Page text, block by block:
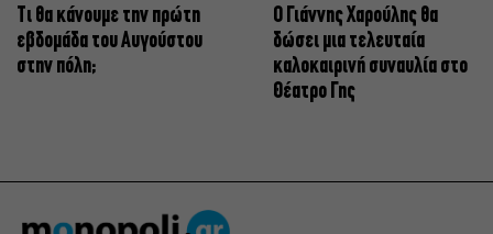
Τι θα κάνουμε την πρώτη
εβδομάδα του Αυγούστου
στην πόλη;
Ο Γιάννης Χαρούλης θα
δώσει μια τελευταία
καλοκαιρινή συναυλία στο
Θέατρο Γης